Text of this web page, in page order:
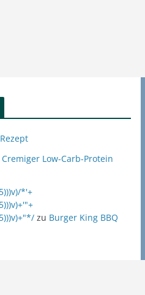
Low-Carb-Protein
*'+
zu Burger King BBQ